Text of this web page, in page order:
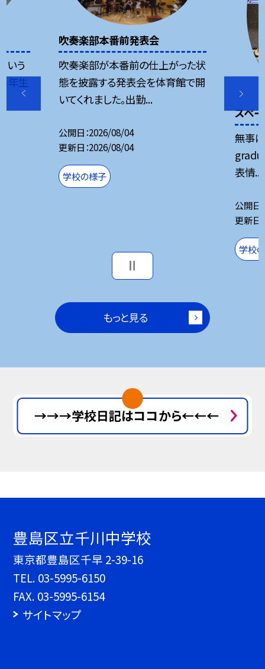
いう
年生
吹奏楽部本番前発表会
吹奏楽部が本番前の仕上がった状
態を披露する発表会を体育館で開
いてくれました。出勤...
公開日 2026/08/04
更新日 2026/08/04
学校の様子
スペ
無事
表情...
公開日
更新日
学校
もっと見る
→→→学校日記はココから←←←
豊島区立千川中学校
東京都豊島区千早 2-39-16
TEL. 03-5995-6150
FAX. 03-5995-6154
サイトマップ